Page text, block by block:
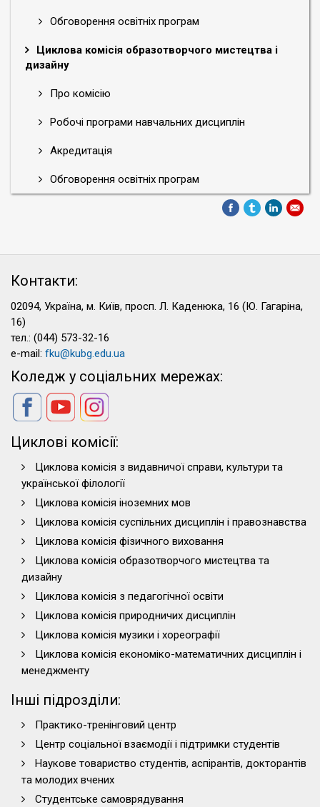
Обговорення освітніх програм
Циклова комісія образотворчого мистецтва і
дизайну
Про комісію
Робочі програми навчальних дисциплін
Акредитація
Обговорення освітніх програм
Контакти:
02094, Україна, м. Київ, просп. Л. Каденюка, 16 (Ю. Гагаріна,
16)
тел.: (044) 573-32-16
e-mail: fku@kubg.edu.ua
Коледж у соціальних мережах:
Циклові комісії:
Циклова комісія з видавничої справи, культури та
української філології
Циклова комісія іноземних мов
Циклова комісія суспільних дисциплін і правознавства
Циклова комісія фізичного виховання
Циклова комісія образотворчого мистецтва та
дизайну
Циклова комісія з педагогічної освіти
Циклова комісія природничих дисциплін
Циклова комісія музики і хореографії
Циклова комісія економіко-математичних дисциплін і
менеджменту
Інші підрозділи:
Практико-тренінговий центр
Центр соціальної взаємодії і підтримки студентів
Наукове товариство студентів, аспірантів, докторантів
та молодих вчених
Студентське самоврядування